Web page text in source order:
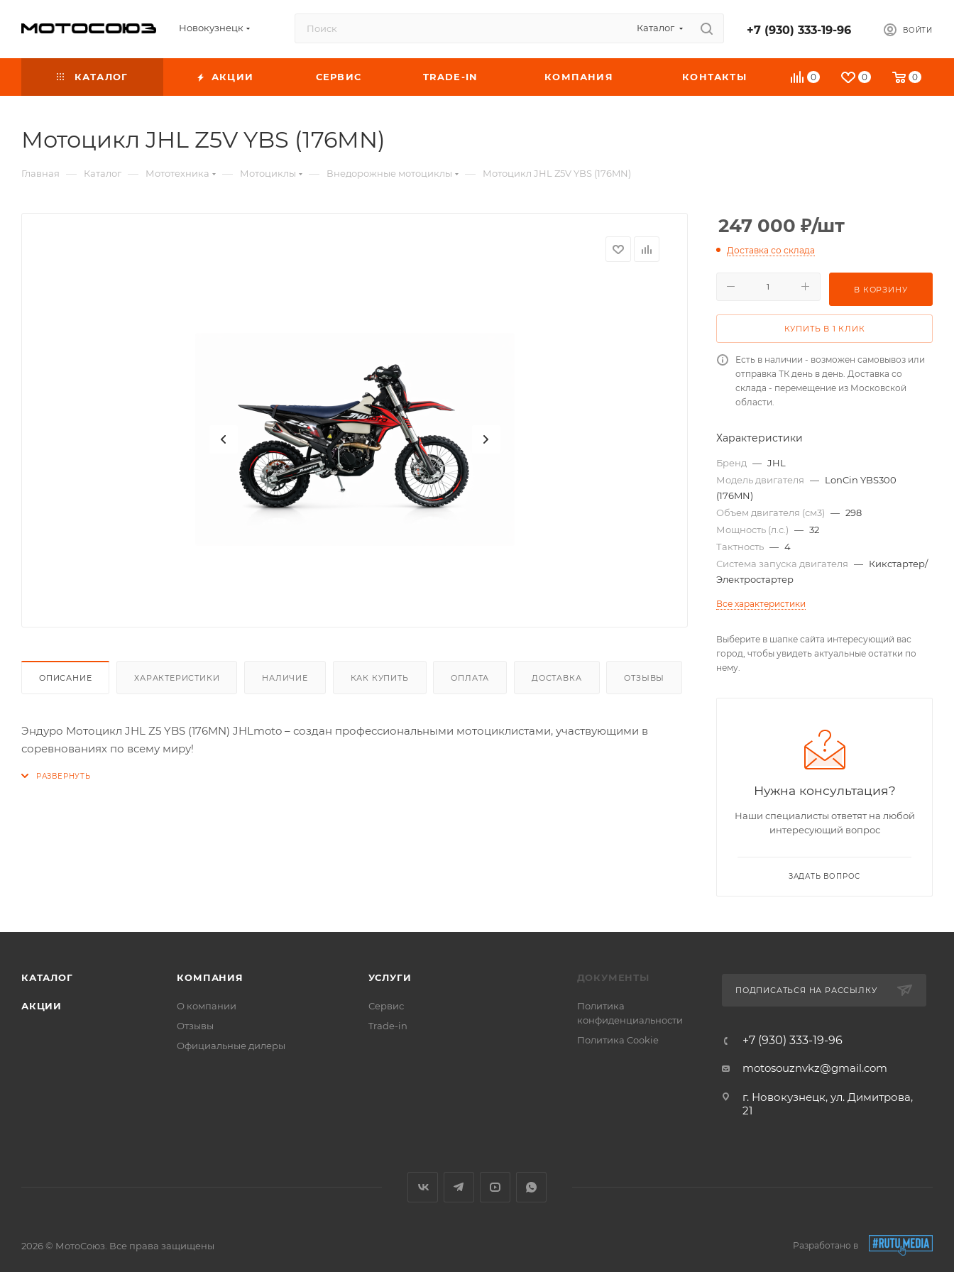
Новокузнецк Каталог +7 (930) 333-19-96 ВОЙТИ
0 0 0
КАТАЛОГ АКЦИИ СЕРВИС TRADE-IN КОМПАНИЯ КОНТАКТЫ
Мотоцикл JHL Z5V YBS (176MN)
Главная — Каталог — Мототехника — Мотоциклы — Внедорожные мотоциклы — Мотоцикл JHL Z5V YBS (176MN)
ОПИСАНИЕ ХАРАКТЕРИСТИКИ НАЛИЧИЕ КАК КУПИТЬ ОПЛАТА ДОСТАВКА ОТЗЫВЫ
Эндуро Мотоцикл JHL Z5 YBS (176MN) JHLmoto – создан профессиональными мотоциклистами, участвующими в
соревнованиях по всему миру!
247 000 ₽/шт
Доставка со склада
В КОРЗИНУ
КУПИТЬ В 1 КЛИК
Есть в наличии - возможен самовывоз или
отправка ТК день в день. Доставка со
склада - перемещение из Московской
области.
Характеристики
Бренд — JHL
Модель двигателя — LonCin YBS300
(176MN)
Объем двигателя (см3) — 298
Мощность (л.с.) — 32
Тактность — 4
Система запуска двигателя — Кикстартер/
Электростартер
Все характеристики
Выберите в шапке сайта интересующий вас
город, чтобы увидеть актуальные остатки по
нему.
Нужна консультация?
Наши специалисты ответят на любой
интересующий вопрос
ЗАДАТЬ ВОПРОС
КАТАЛОГ
АКЦИИ
КОМПАНИЯ
О компании
Отзывы
Официальные дилеры
УСЛУГИ
Сервис
Trade-in
ДОКУМЕНТЫ
Политика
конфиденциальности
Политика Cookie
ПОДПИСАТЬСЯ НА РАССЫЛКУ
+7 (930) 333-19-96
motosouznvkz@gmail.com
г. Новокузнецк, ул. Димитрова,
21
2026 © МотоСоюз. Все права защищены Разработано в